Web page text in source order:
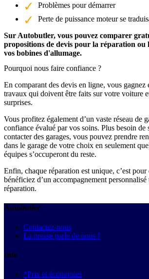
Problèmes pour démarrer
Perte de puissance moteur se
Sur Autobutler, vous pouvez comparer
propositions de devis pour la réparation ou
vos bobines d'allumage.
Pourquoi nous faire confiance ?
En comparant des devis en ligne, vous gagnez
travaux qui doivent être faits sur votre voiture
surprises.
Vous profitez également d’un vaste réseau de
confiance évalué par vos soins. Plus besoin de
contacter des garages, vous pouvez prendre
dans le garage de votre choix en seulement
équipes s’occuperont du reste.
Enfin, chaque réparation est unique, c’est
bénéficiez d’un accompagnement
réparation.
Autobutler
Contactez-nous
La presse parle de nous !
Info
*Prix et économies